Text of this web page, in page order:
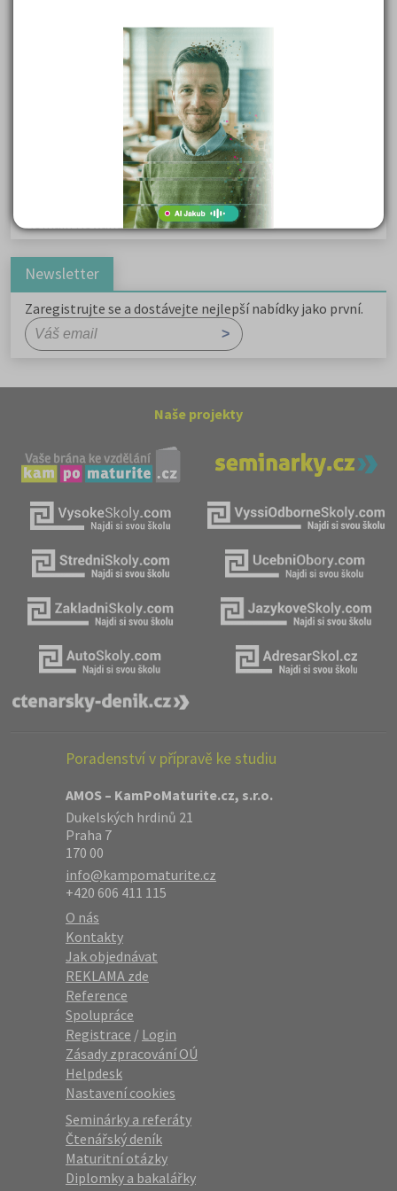
Kritika hry M. L. King v Salesiánském divadle
Důležité reakce organických sloučenin a jejich význam
Zákonitosti v elektronové struktuře
Základní charakteristiky obyvatelstva a geografie sídel
Karel Hynek Mácha: Máj
Karel Havlíček Borovský: Tyrolské elegie
Romain Rolland: Petr a Lucie
Newsletter
Zaregistrujte se a dostávejte nejlepší nabídky jako první.
Naše projekty
Poradenství v přípravě ke studiu
AMOS – KamPoMaturite.cz, s.r.o.
Dukelských hrdinů 21
Praha 7
170 00
info@kampomaturite.cz
+420 606 411 115
O nás
Kontakty
Jak objednávat
REKLAMA zde
Reference
Spolupráce
Registrace / Login
Zásady zpracování OÚ
Helpdesk
Nastavení cookies
Seminárky a referáty
Čtenářský deník
Maturitní otázky
Diplomky a bakalářky